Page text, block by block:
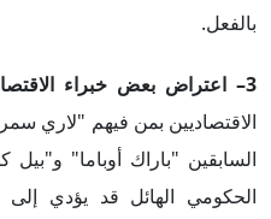
بالفعل.
3– اعتراض بعض خبراء الاقتصاد على خطة الإدارة:
الاقتصاديين بمن فيهم "لاري
السابقين "باراك أوباما"
الحكومي الهائل قد يؤدي